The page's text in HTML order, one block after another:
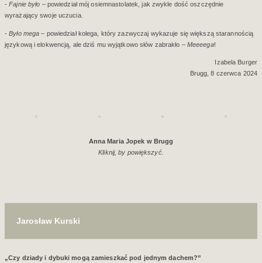
-Fajnie było – powiedział mój osiemnastolatek, jak zwykle dość oszczędnie
wyrażający swoje uczucia.
-Było mega – powiedział kolega, który zazwyczaj wykazuje się większą starannością
językową i elokwencją, ale dziś mu wyjątkowo słów zabrakło – Meeeega!
Izabela Burger
Brugg, 8 czerwca 2024
Anna Maria Jopek w Brugg
Kliknij, by powiększyć.
Jarosław Kurski
„Czy dziady i dybuki mogą zamieszkać pod jednym dachem?”